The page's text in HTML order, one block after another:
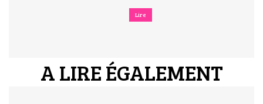
Lire
A LIRE ÉGALEMENT